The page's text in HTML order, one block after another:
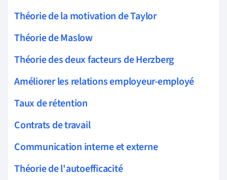
Théorie de la motivation de Taylor
Théorie de Maslow
Théorie des deux facteurs de Herzberg
Améliorer les relations employeur-employé
Taux de rétention
Contrats de travail
Communication interne et externe
Théorie de l'autoefficacité